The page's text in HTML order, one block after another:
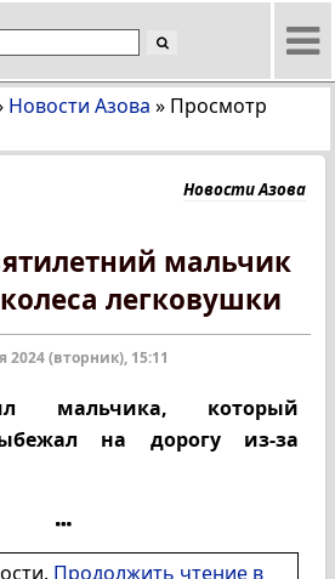
Новости Азова » Просмотр
Новости Азова
мальчик
легковушки
2024 (вторник), 15:11
мальчика, который
на дорогу из-за
Продолжить чтение в